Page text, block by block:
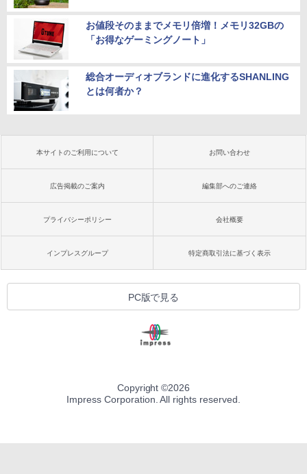
お値段そのままでメモリ倍増！メモリ32GBの
「お得なゲーミングノート」
総合オーディオブランドに進化するSHANLING
とは何者か？
本サイトのご利用について お問い合わせ
広告掲載のご案内 編集部へのご連絡
プライバシーポリシー 会社概要
インプレスグループ 特定商取引法に基づく表示
PC版で見る
Copyright ©2026
Impress Corporation. All rights reserved.